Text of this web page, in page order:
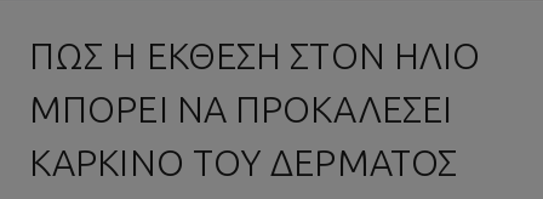
ΠΏΣ Η ΈΚΘΕΣΗ ΣΤΟΝ ΉΛΙΟ
ΜΠΟΡΕΊ ΝΑ ΠΡΟΚΑΛΈΣΕΙ
ΚΑΡΚΊΝΟ ΤΟΥ ΔΈΡΜΑΤΟΣ